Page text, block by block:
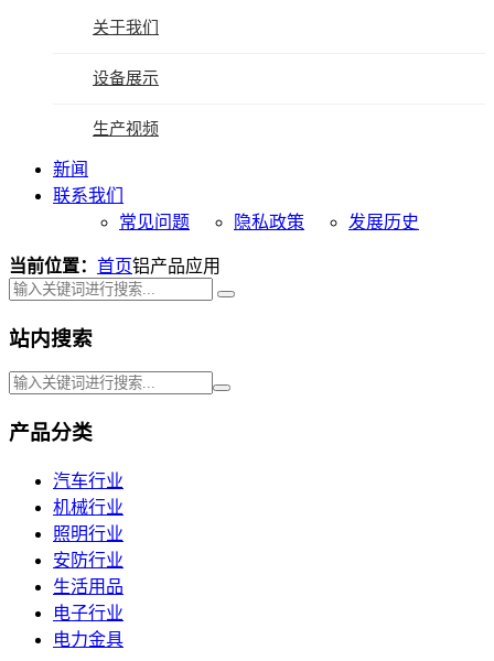
关于我们
设备展示
生产视频
新闻
联系我们
常见问题
隐私政策 发展历史
当前位置： 首页铝产品应用
站内搜索
产品分类
汽车行业
机械行业
照明行业
安防行业
生活用品
电子行业
电力金具